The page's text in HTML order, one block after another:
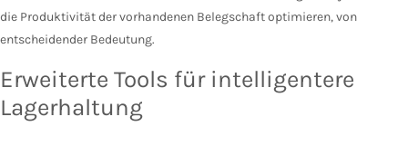
die Produktivität der vorhandenen Belegschaft optimieren, von
entscheidender Bedeutung.
Erweiterte Tools für intelligentere
Lagerhaltung